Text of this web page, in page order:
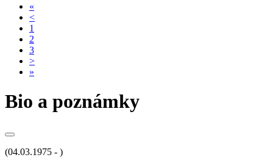
«
<
1
2
3
>
»
Bio a poznámky
(04.03.1975 - )